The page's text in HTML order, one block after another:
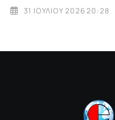
31 ΙΟΥΛΊΟΥ 2026 20:28